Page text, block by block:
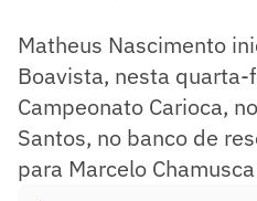
Matheus Nascimento
Boavista, nesta
Campeonato Carioca,
Santos, no banco de
para Marcelo